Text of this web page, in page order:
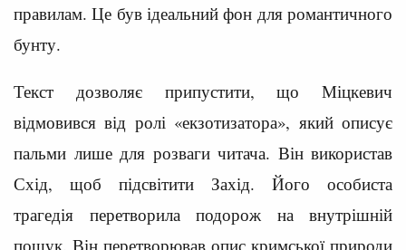
правилам. Це був ідеальний фон для романтичного
бунту.
Текст дозволяє припустити, що Міцкевич
відмовився від ролі «екзотизатора», який описує
пальми лише для розваги читача. Він використав
Схід, щоб підсвітити Захід. Його особиста
трагедія перетворила подорож на внутрішній
пошук. Він перетворював опис кримської природи